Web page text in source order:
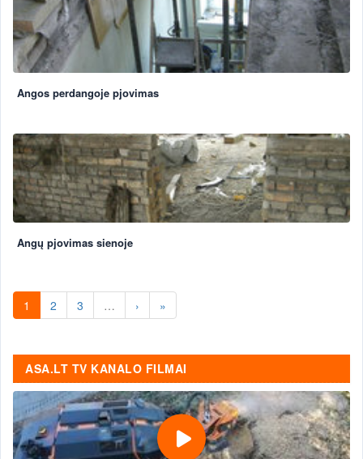
Angos perdangoje pjovimas
Angų pjovimas sienoje
1 2 3 … › »
ASA.LT TV KANALO FILMAI